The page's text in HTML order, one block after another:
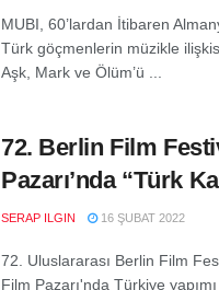
MUBI, 60’lardan İtibaren
Türk göçmenlerin müzikle
Aşk, Mark ve Ölüm’ü ...
72. Berlin Film
Pazarı’nda “Türk
SERAP ILGIN 16 ŞUBAT 2022
72. Uluslararası Berlin Film
Film Pazarı'nda Türkiye